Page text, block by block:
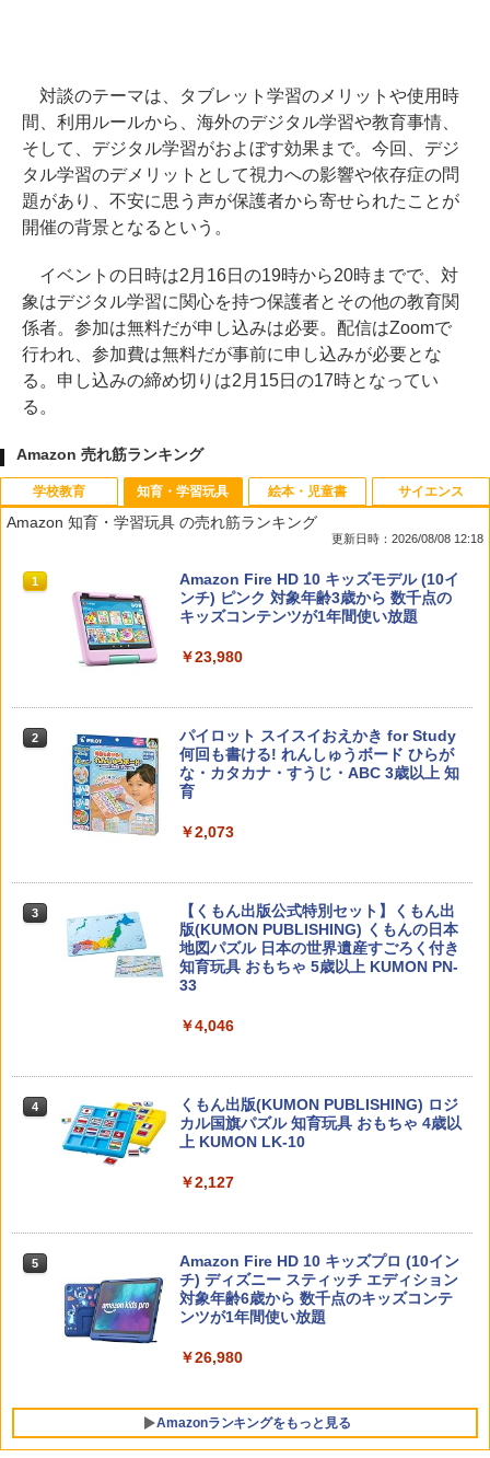
対談のテーマは、タブレット学習のメリットや使用時
間、利用ルールから、海外のデジタル学習や教育事情、
そして、デジタル学習がおよぼす効果まで。今回、デジ
タル学習のデメリットとして視力への影響や依存症の問
題があり、不安に思う声が保護者から寄せられたことが
開催の背景となるという。
イベントの日時は2月16日の19時から20時までで、対
象はデジタル学習に関心を持つ保護者とその他の教育関
係者。参加は無料だが申し込みは必要。配信はZoomで
行われ、参加費は無料だが事前に申し込みが必要とな
る。申し込みの締め切りは2月15日の17時となってい
る。
Amazon 売れ筋ランキング
学校教育
1 教育者のためのコーチング入門
￥2,530
2 先生のためのGoogle AI完全攻略図鑑
￥-
カウンセリングとは何か 変化するという
こと (講談社現代新書 2787)
￥1,540
￥2,200
￥1,430
知育・学習玩具
Amazon 知育・学習玩具 の売れ筋ランキング
更新日時：2026/08/08 12:18
1
Amazon Fire HD 10 キッズモデル (10イ
ンチ) ピンク 対象年齢3歳から 数千点の
キッズコンテンツが1年間使い放題
￥23,980
2
パイロット スイスイおえかき for Study
何回も書ける! れんしゅうボード ひらが
な・カタカナ・すうじ・ABC 3歳以上 知
育
￥2,073
3
【くもん出版公式特別セット】くもん出
版(KUMON PUBLISHING) くもんの日本
地図パズル 日本の世界遺産すごろく付き
知育玩具 おもちゃ 5歳以上 KUMON PN-
33
￥4,046
4
くもん出版(KUMON PUBLISHING) ロジ
カル国旗パズル 知育玩具 おもちゃ 4歳以
上 KUMON LK-10
￥2,127
5
Amazon Fire HD 10 キッズプロ (10イン
チ) ディズニー スティッチ エディション
対象年齢6歳から 数千点のキッズコンテ
ンツが1年間使い放題
￥26,980
Amazonランキングをもっと見る
絵本・児童書 サイエンス